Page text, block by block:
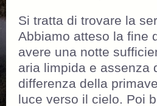
Si tratta di trovare la
Abbiamo atteso la fine
avere una notte
aria limpida e assenza
differenza della
luce verso il cielo. Poi